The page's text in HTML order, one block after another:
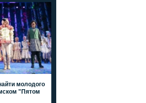
молодого
"Пятом